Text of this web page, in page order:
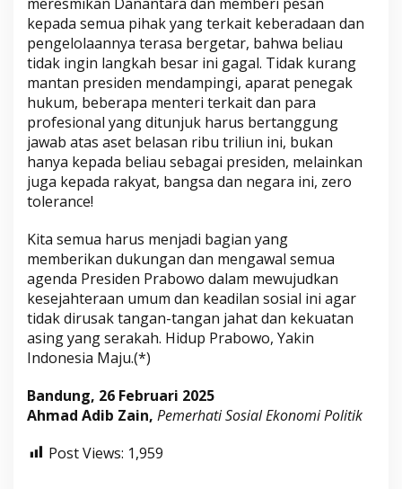
kepada semua pihak yang terkait keberadaan dan
pengelolaannya terasa bergetar, bahwa beliau
tidak ingin langkah besar ini gagal. Tidak kurang
mantan presiden mendampingi, aparat penegak
hukum, beberapa menteri terkait dan para
profesional yang ditunjuk harus bertanggung
jawab atas aset belasan ribu triliun ini, bukan
hanya kepada beliau sebagai presiden, melainkan
juga kepada rakyat, bangsa dan negara ini, zero
tolerance!
Kita semua harus menjadi bagian yang
memberikan dukungan dan mengawal semua
agenda Presiden Prabowo dalam mewujudkan
kesejahteraan umum dan keadilan sosial ini agar
tidak dirusak tangan-tangan jahat dan kekuatan
asing yang serakah. Hidup Prabowo, Yakin
Indonesia Maju.(*)
Bandung, 26 Februari 2025
Ahmad Adib Zain, Pemerhati Sosial Ekonomi Politik
Post Views: 1,959